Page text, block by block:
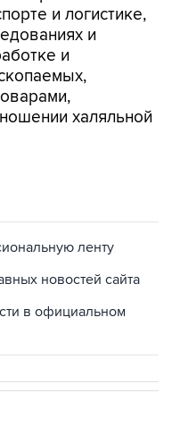
и логистике,
и
и
халяльной
ленту
новостей сайта
в официальном